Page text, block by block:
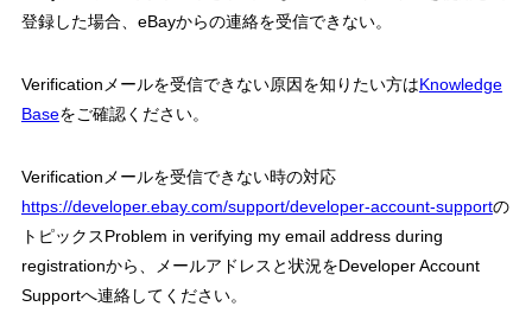
登録した場合、eBayからの連絡を受信できない。
Verificationメールを受信できない原因を知りたい方はKnowledge
Baseをご確認ください。
Verificationメールを受信できない時の対応
https://developer.ebay.com/support/developer-account-supportの
トピックスProblem in verifying my email address during
registrationから、メールアドレスと状況をDeveloper Account
Supportへ連絡してください。